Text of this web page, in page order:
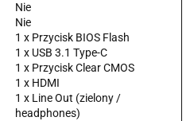
Nie
Nie
1 x Przycisk BIOS Flash
1 x USB 3.1 Type-C
1 x Przycisk Clear CMOS
1 x HDMI
1 x Line Out (zielony /
headphones)